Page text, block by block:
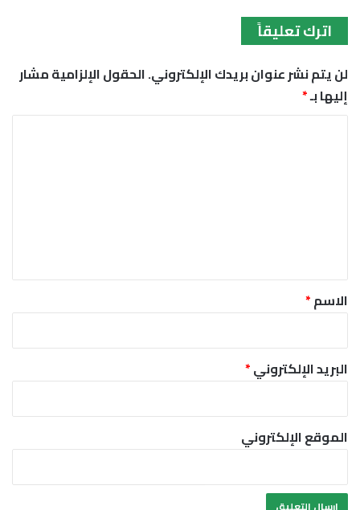
اترك تعليقاً
لن يتم نشر عنوان بريدك الإلكتروني.الحقول الإلزامية مشار
إليها بـ*
*
الاسم*
البريد الإلكتروني*
الموقع الإلكتروني